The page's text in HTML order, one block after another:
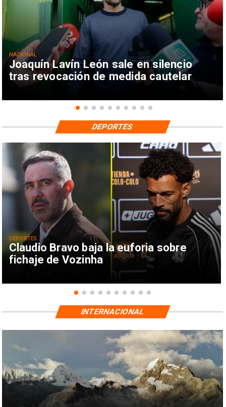
Joaquín Lavín León sale en silencio
tras revocación de medida cautelar
NACIONAL
Claudio Bravo baja la euforia sobre
fichaje de Vozinha
DEPORTES
DEPORTES
INTERNACIONAL